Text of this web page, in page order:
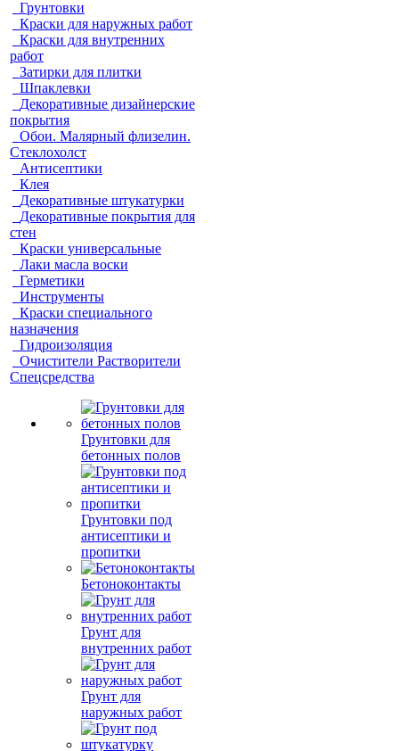
Грунтовки
Краски для наружных работ
Краски для внутренних
работ
Затирки для плитки
Шпаклевки
Декоративные дизайнерские
покрытия
Обои. Малярный флизелин.
Стеклохолст
Антисептики
Клея
Декоративные штукатурки
Декоративные покрытия для
стен
Краски универсальные
Лаки масла воски
Герметики
Инструменты
Краски специального
назначения
Гидроизоляция
Очистители Растворители
Спецсредства
Грунтовки для
бетонных полов
Грунтовки под
антисептики и
пропитки
Бетоноконтакты
Грунт для
внутренних работ
Грунт для
наружных работ